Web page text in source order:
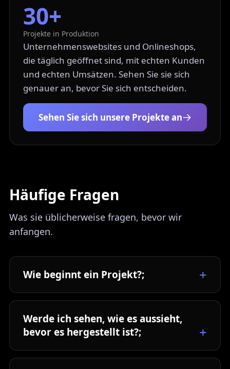
30+
Projekte in Produktion
Unternehmenswebsites und Onlineshops,
die täglich geöffnet sind, mit echten Kunden
und echten Umsätzen. Sehen Sie sie sich
genauer an, bevor Sie sich entscheiden.
Sehen Sie sich unsere Projekte an
Häufige Fragen
Was sie üblicherweise fragen, bevor wir
anfangen.
Wie beginnt ein Projekt?;
Werde ich sehen, wie es aussieht,
bevor es hergestellt ist?;